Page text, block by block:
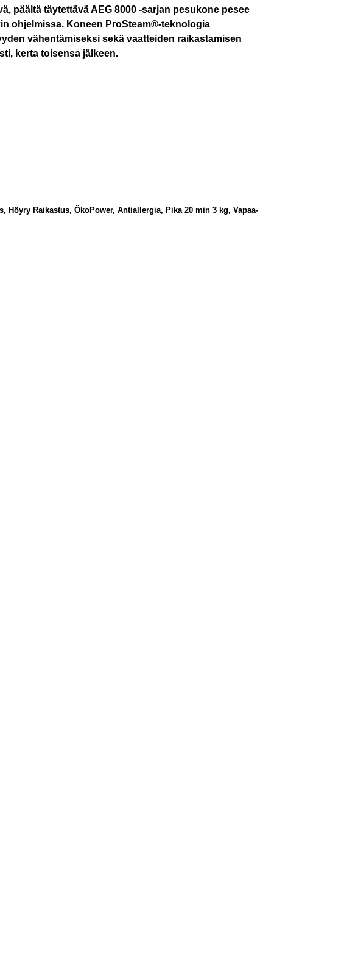
päältä täytettävä AEG 8000 -sarjan pesukone pesee
ohjelmissa. Koneen ProSteam®-teknologia
vähentämiseksi sekä vaatteiden raikastamisen
kerta toisensa jälkeen.
Raikastus, ÖkoPower, Antiallergia, Pika 20 min 3 kg, Vapaa-